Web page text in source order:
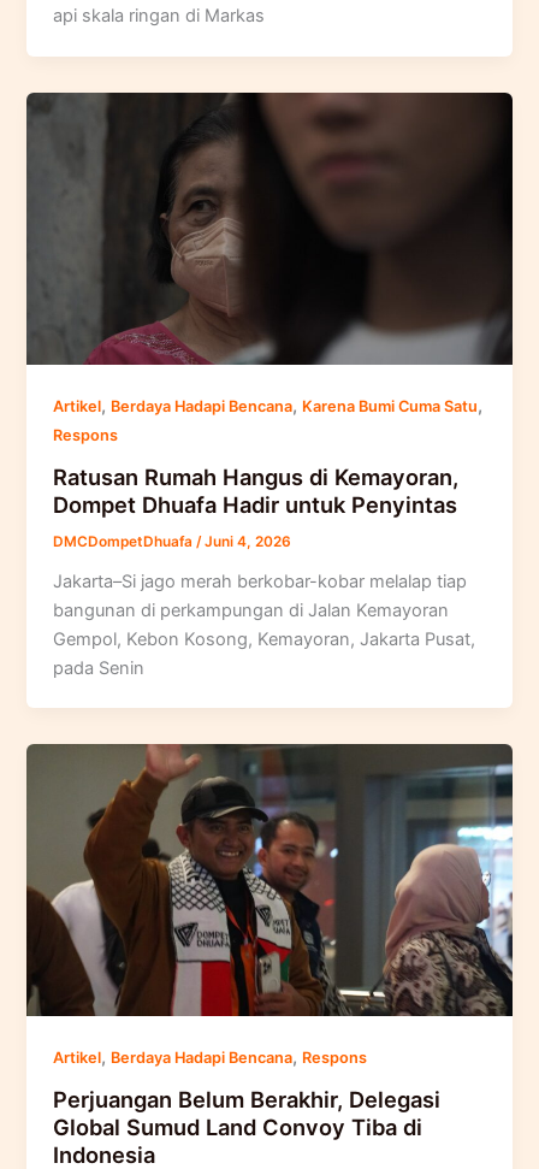
api skala ringan di Markas
Artikel, Berdaya Hadapi Bencana, Karena Bumi Cuma Satu,
Respons
Ratusan Rumah Hangus di Kemayoran,
Dompet Dhuafa Hadir untuk Penyintas
DMCDompetDhuafa /Juni 4, 2026
Jakarta–Si jago merah berkobar-kobar melalap tiap
bangunan di perkampungan di Jalan Kemayoran
Gempol, Kebon Kosong, Kemayoran, Jakarta Pusat,
pada Senin
Artikel, Berdaya Hadapi Bencana, Respons
Perjuangan Belum Berakhir, Delegasi
Global Sumud Land Convoy Tiba di
Indonesia